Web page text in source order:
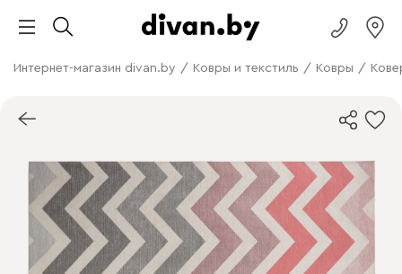
Интернет-магазин divan.by / Ковры и текстиль / Ковры /